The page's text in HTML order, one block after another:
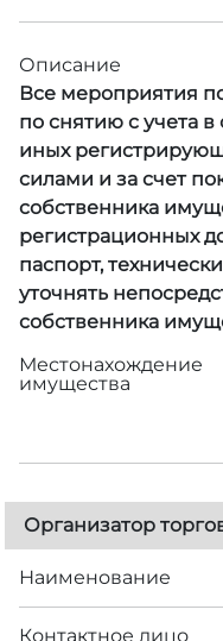
Описание
Все мероприятия
по снятию с учета в
иных
силами и за счет
собственника
регистрационных
паспорт,
уточнять
собственника
Местонахождение
имущества
Организатор
Наименование
Контактное лицо